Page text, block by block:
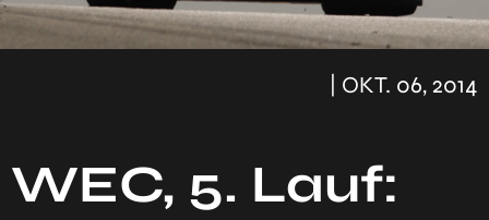
STARTSEITE
NEWS
| OKT. 06, 2014
WEC, 5. Lauf: